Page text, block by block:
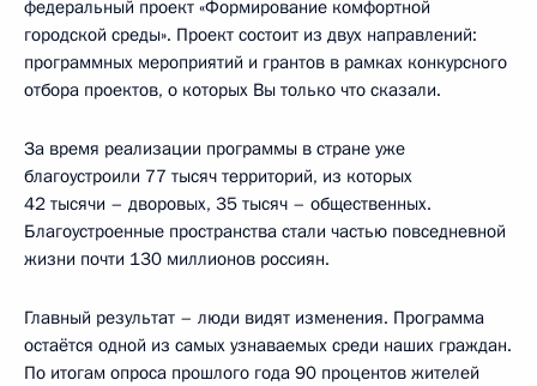
федеральный проект «Формирование комфортной
городской среды». Проект состоит из двух направлений:
программных мероприятий и грантов в рамках конкурсного
отбора проектов, о которых Вы только что сказали.
За время реализации программы в стране уже
благоустроили 77 тысяч территорий, из которых
42 тысячи – дворовых, 35 тысяч – общественных.
Благоустроенные пространства стали частью повседневной
жизни почти 130 миллионов россиян.
Главный результат – люди видят изменения. Программа
остаётся одной из самых узнаваемых среди наших граждан.
По итогам опроса прошлого года 90 процентов жителей